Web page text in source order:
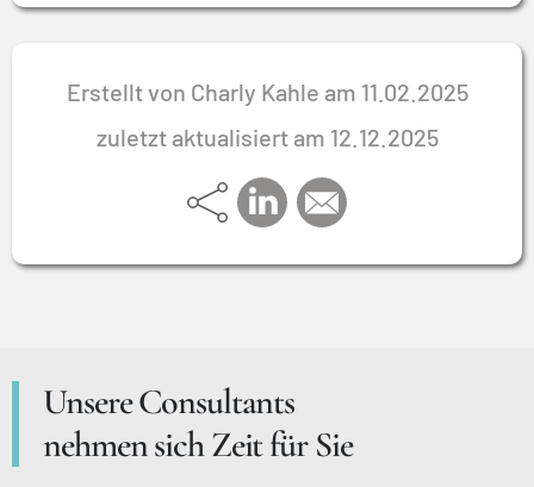
Erstellt von Charly Kahle am 11.02.2025
zuletzt aktualisiert am 12.12.2025
Unsere Consultants
nehmen sich Zeit für Sie